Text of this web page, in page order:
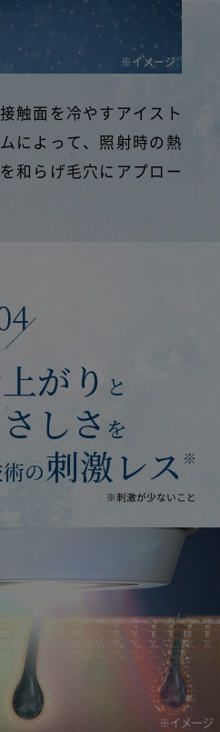
※イメージ
触面を冷やすアイスト
によって、照射時の熱
和らげ毛穴にアプロー
がり と
しさ を
の刺激レス ※
※刺激が少ないこと
※イメージ